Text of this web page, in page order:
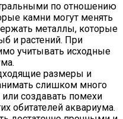
по отношению
камни могут менять
металлы, которые
и растений. При
учитывать исходные
размеры и
слишком много
создавать помехи
обитателей аквариума.